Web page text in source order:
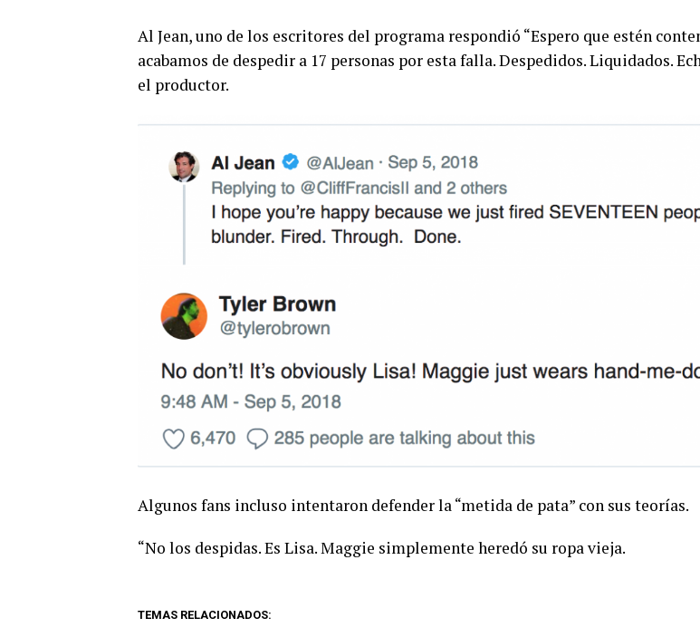
Al Jean, uno de los escritores del programa respondió “Espero que estén
acabamos de despedir a 17 personas por esta falla. Despedidos. Liquidados.
el productor.
Algunos fans incluso intentaron defender la “metida de pata” con sus teorías.
“No los despidas. Es Lisa. Maggie simplemente heredó su ropa vieja.
TEMAS RELACIONADOS: